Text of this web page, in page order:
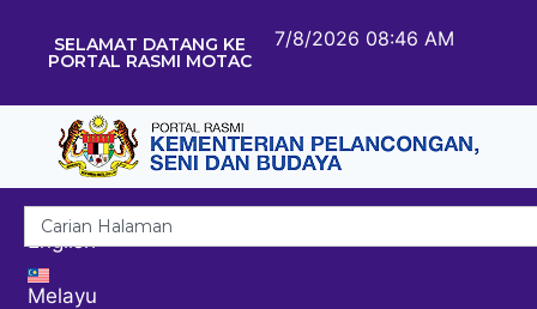
SELAMAT DATANG KE
PORTAL RASMI MOTAC
7/8/2026 08:46 AM
English
Melayu